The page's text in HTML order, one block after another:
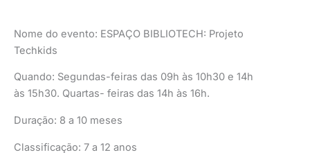
Nome do evento: ESPAÇO BIBLIOTECH: Projeto
Techkids
Quando: Segundas-feiras das 09h às 10h30 e 14h
às 15h30. Quartas- feiras das 14h às 16h.
Duração: 8 a 10 meses
Classificação: 7 a 12 anos